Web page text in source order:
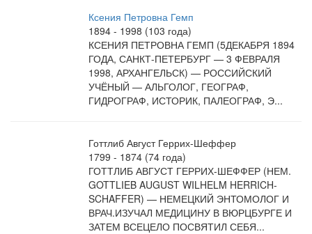
Ксения Петровна Гемп
1894 - 1998 (103 года)
КСЕНИЯ ПЕТРОВНА ГЕМП (5ДЕКАБРЯ 1894
ГОДА, САНКТ-ПЕТЕРБУРГ — 3 ФЕВРАЛЯ
1998, АРХАНГЕЛЬСК) — РОССИЙСКИЙ
УЧЁНЫЙ — АЛЬГОЛОГ, ГЕОГРАФ,
ГИДРОГРАФ, ИСТОРИК, ПАЛЕОГРАФ, Э...
Готтлиб Август Геррих-Шеффер
1799 - 1874 (74 года)
ГОТТЛИБ АВГУСТ ГЕРРИХ-ШЕФФЕР (НЕМ.
GOTTLIEB AUGUST WILHELM HERRICH-
SCHAFFER) — НЕМЕЦКИЙ ЭНТОМОЛОГ И
ВРАЧ.ИЗУЧАЛ МЕДИЦИНУ В ВЮРЦБУРГЕ И
ЗАТЕМ ВСЕЦЕЛО ПОСВЯТИЛ СЕБЯ...